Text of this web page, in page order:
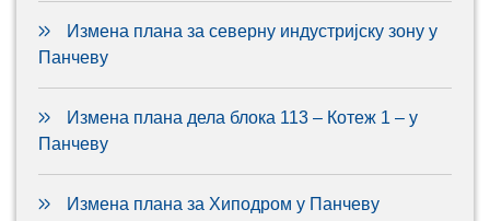
Измена плана за северну индустријску зону у
Панчеву
Измена плана дела блока 113 – Котеж 1 – у
Панчеву
Измена плана за Хиподром у Панчеву